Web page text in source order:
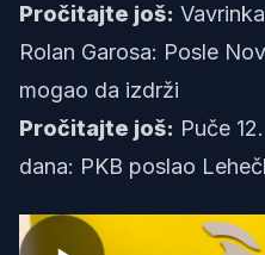
Pročitajte još:
Rolan Garosa: Posle
mogao da izdrži
Pročitajte još: Puče
dana: PKB poslao